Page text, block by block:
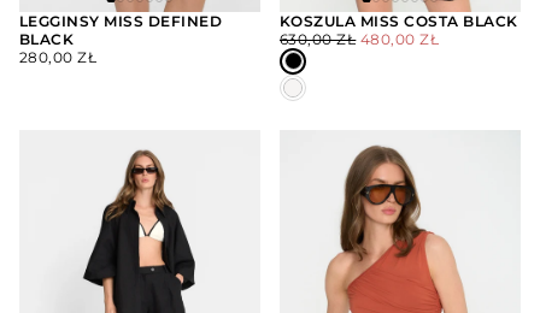
WYBIERZ
OPCJE
LEGGINSY MISS DEFINED
BLACK
CENA
280,00 ZŁ
WYBIERZ
OPCJE
KOSZULA MISS COSTA BLACK
CENA
REGULARNA
630,00 ZŁ CENA
480,00 ZŁ